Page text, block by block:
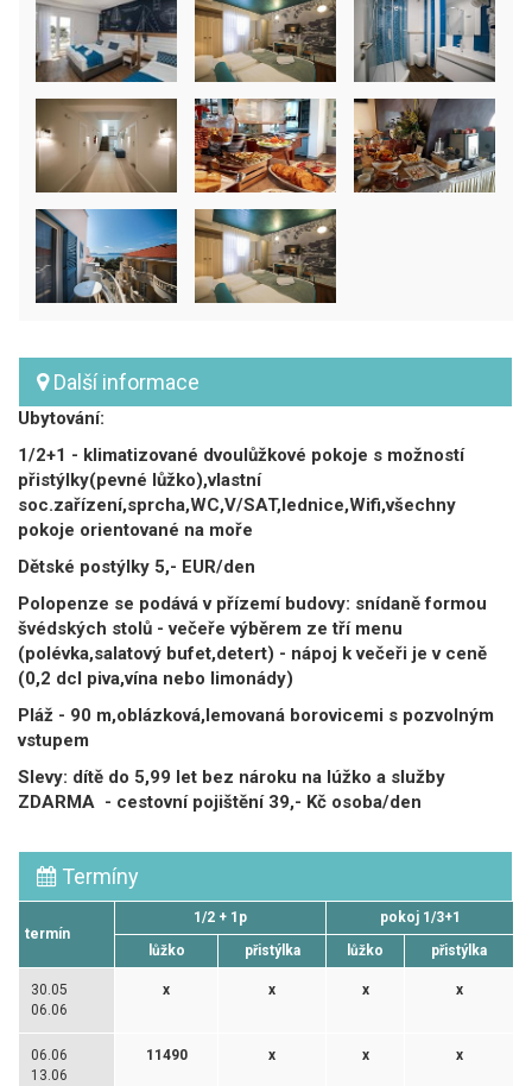
Další informace
Ubytování:
1/2+1 - klimatizované dvoulůžkové pokoje s možností
přistýlky(pevné lůžko),vlastní
soc.zařízení,sprcha,WC,V/SAT,lednice,Wifi,všechny
pokoje orientované na moře
Dětské postýlky 5,- EUR/den
Polopenze se podává v přízemí budovy: snídaně formou
švédských stolů - večeře výběrem ze tří menu
(polévka,salatový bufet,detert) - nápoj k večeři je v ceně
(0,2 dcl piva,vína nebo limonády)
Pláž - 90 m,oblázková,lemovaná borovicemi s pozvolným
vstupem
Slevy: dítě do 5,99 let bez nároku na lúžko a služby
ZDARMA - cestovní pojištění 39,- Kč osoba/den
Termíny
termín
1/2 + 1p
pokoj 1/3+1
lůžko
přistýlka lůžko přistýlka
30.05
06.06
x x x x
06.06
13.06
11490 x x x